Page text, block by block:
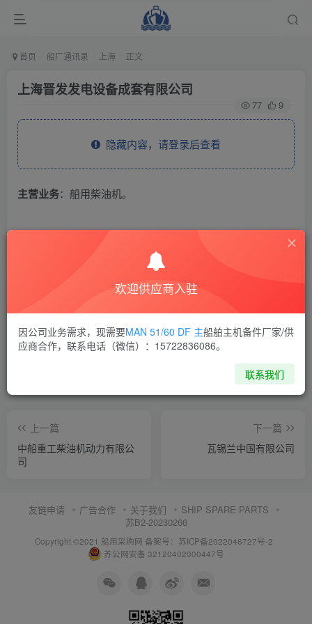
首页 船厂通讯录 上海 正文
上海晋发发电设备成套有限公司
77 9
隐藏内容，请登录后查看
主营业务：船用柴油机。
THE END
喜欢就支持一下吧
上一篇
中船重工柴油机动力有限公
司
下一篇
瓦锡兰中国有限公司
友链申请 广告合作 关于我们
SHIP SPARE PARTS
苏B2-20230266
Copyright ©2021 船用采购网 备案号：苏ICP备2022046727号-2
苏公网安备 32120402000447号
欢迎供应商入驻
因公司业务需求，现需要MAN 51/60 DF 主船舶主机备件厂家/供
应商合作，联系电话（微信）：15722836086。
联系我们